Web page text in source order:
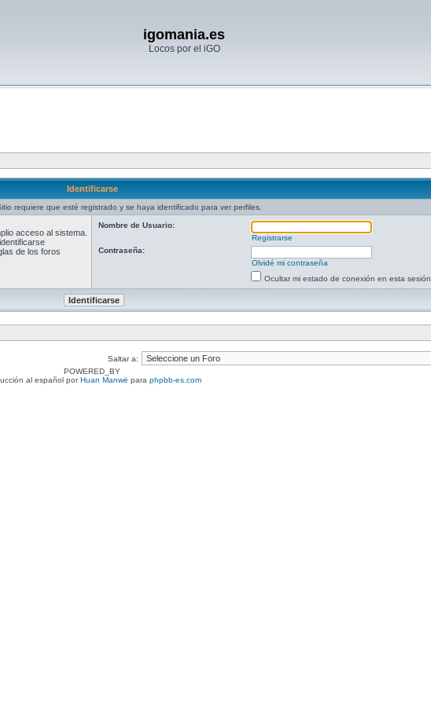
igomania.es
Locos por el iGO
Identificarse
requiere que esté registrado y se haya identificado para ver perfiles.
acceso al sistema.
de los foros
Nombre de Usuario:
Registrarse
Contraseña:
Olvidé mi contraseña
Ocultar mi estado de conexión en esta sesión
Saltar a:
POWERED_BY
al español porHuan Manwë para phpbb-es.com